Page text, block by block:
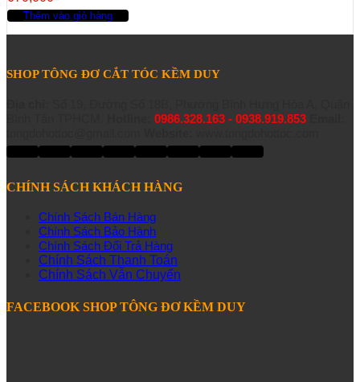
Thêm vào giỏ hàng
SHOP TÔNG ĐƠ CẮT TÓC KỀM DUY
0986.328.163 - 0938.919.853
CHÍNH SÁCH KHÁCH HÀNG
Chính Sách Bán Hàng
Chính Sách Bảo Hành
Chính Sách Đổi Trả Hàng
Chính Sách Thanh Toán
Chính Sách Vẫn Chuyển
FACEBOOK SHOP TÔNG ĐƠ KỀM DUY